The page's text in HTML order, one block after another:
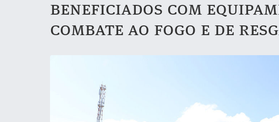
beneficiados com
combate ao fogo e de